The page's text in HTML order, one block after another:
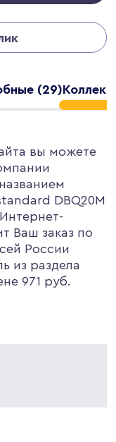
(29)
вы можете
DBQ20M
Ваш заказ по
России
из раздела
971 руб.